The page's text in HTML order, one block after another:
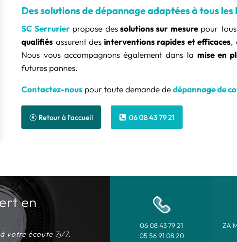
Des solutions de dépannage adaptées à tous les
SC Serrurier propose des solutions sur mesure pour
qualifiés assurent des interventions rapides et efficaces,
Nous vous accompagnons également dans la mise en
futures pannes.
Contactez-nous pour toute demande de dépannage de
Retour à l'accueil 06 08 43 79 21
en
votre écoute 7j/7.
06 08 43 79 21
05 56 91 08 20
ZA